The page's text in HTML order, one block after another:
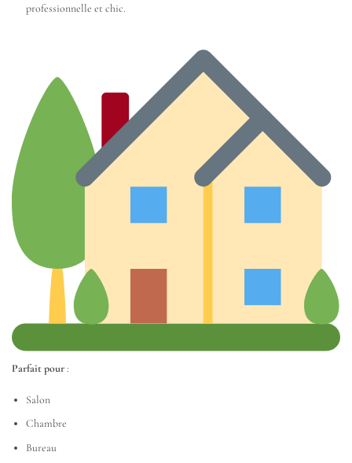
professionnelle et chic.
Parfait pour:
Salon
Chambre
Bureau